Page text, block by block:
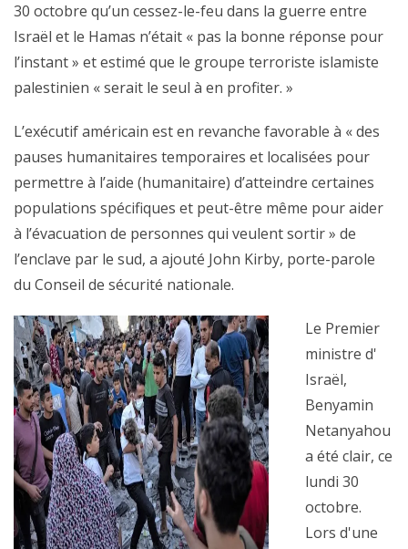
30 octobre qu’un cessez-le-feu dans la guerre entre
Israël et le Hamas n’était « pas la bonne réponse pour
l’instant » et estimé que le groupe terroriste islamiste
palestinien « serait le seul à en profiter. »
L’exécutif américain est en revanche favorable à « des
pauses humanitaires temporaires et localisées pour
permettre à l’aide (humanitaire) d’atteindre certaines
populations spécifiques et peut-être même pour aider
à l’évacuation de personnes qui veulent sortir » de
l’enclave par le sud, a ajouté John Kirby, porte-parole
du Conseil de sécurité nationale.
Le Premier
ministre d'
Israël,
Benyamin
Netanyahou
a été clair, ce
lundi 30
octobre.
Lors d'une